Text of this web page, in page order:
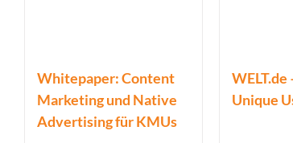
Whitepaper: Content
Marketing und Native
Advertising für KMUs
WELT.de
Unique